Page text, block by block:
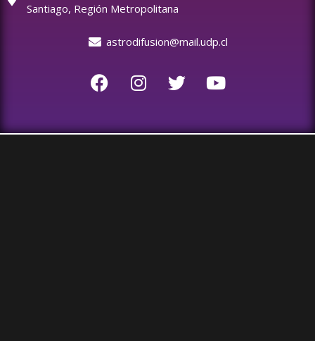
Santiago, Región Metropolitana
astrodifusion@mail.udp.cl